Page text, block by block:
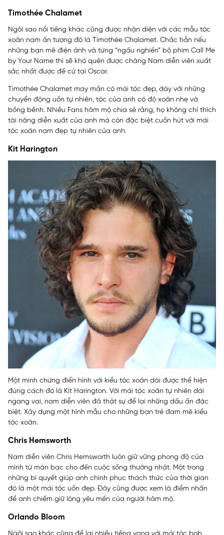
Timothée Chalamet
Ngôi sao nổi tiếng khác cũng được nhận diện với các mẫu tóc
xoăn nam ấn tượng đó là Timothée Chalamet. Chắc hẳn nếu
những bạn mê điện ảnh và từng “ngấu nghiến” bộ phim Call Me
by Your Name thì sẽ khó quên được chàng Nam diễn viên xuất
sắc nhất được đề cử tại Oscar.
Timothée Chalamet may mắn có mái tóc đẹp, dày với những
chuyển động uốn tự nhiên, tóc của anh có độ xoăn nhẹ và
bồng bềnh. Nhiều Fans hâm mộ chia sẻ rằng, họ không chỉ thích
tài năng diễn xuất của anh mà còn đặc biệt cuốn hút với mái
tóc xoăn nam đẹp tự nhiên của anh.
Kit Harington
Một minh chứng điển hình với kiểu tóc xoăn dài được thể hiện
đúng cách đó là Kit Harington. Với mái tóc xoăn tự nhiên dài
ngang vai, nam diễn viên đã thật sự để lại những dấu ấn đặc
biệt. Xây dựng một hình mẫu cho những bạn trẻ đam mê kiểu
tóc xoăn.
Chris Hemsworth
Nam diễn viên Chris Hemsworth luôn giữ vững phong độ của
mình từ màn bạc cho đến cuộc sống thường nhật. Một trong
những bí quyết giúp anh chinh phục thách thức của thời gian
đó là một mái tóc uốn đẹp. Đây cũng được xem là điểm nhấn
để anh chiếm giữ lòng yêu mến của người hâm mộ.
Orlando Bloom